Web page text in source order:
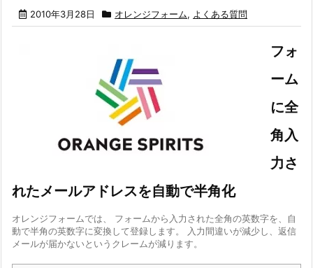
2010年3月28日 オレンジフォーム, よくある質問
フォ
ーム
に全
角入
力さ
れたメールアドレスを自動で半角化
オレンジフォームでは、 フォームから入力された全角の英数字を、自
動で半角の英数字に変換して登録します。 入力間違いが減少し、返信
メールが届かないというクレームが減ります。